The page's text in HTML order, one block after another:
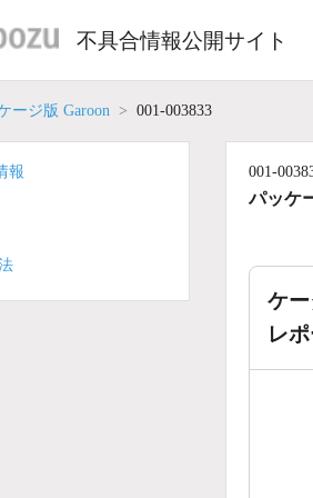
不具合情報公開サイト
ージ版 Garoon 001-003833
001-
パッケ
ケ
レ
報